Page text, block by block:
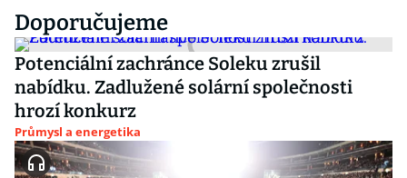
Doporučujeme
Potenciální zachránce Soleku zrušil
nabídku. Zadlužené solární společnosti
hrozí konkurz
Průmysl a energetika